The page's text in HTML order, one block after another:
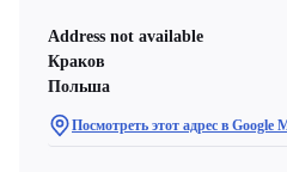
Address not available
Краков
Польша
Посмотреть этот адрес в Google